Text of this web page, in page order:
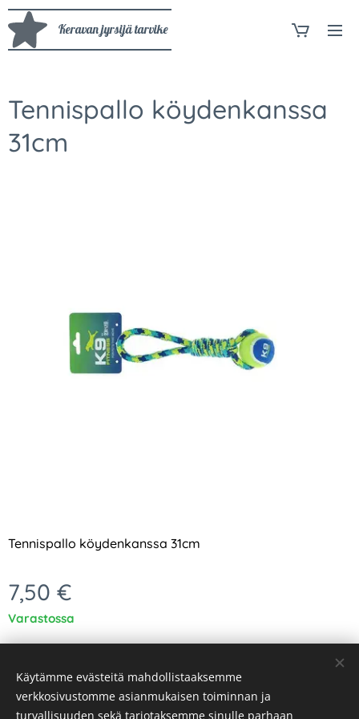
Keravan jyrsijä tarvike
Tennispallo köydenkanssa
31cm
Tennispallo köydenkanssa 31cm
7,50 €
Varastossa
Käytämme evästeitä mahdollistaaksemme
verkkosivustomme asianmukaisen toiminnan ja
turvallisuuden sekä tarjotaksemme sinulle parhaan